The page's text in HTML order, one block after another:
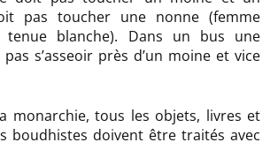
pas toucher une nonne (femme
tenue blanche). Dans un bus une
s’asseoir près d’un moine et vice
monarchie, tous les objets, livres et
boudhistes doivent être traités avec